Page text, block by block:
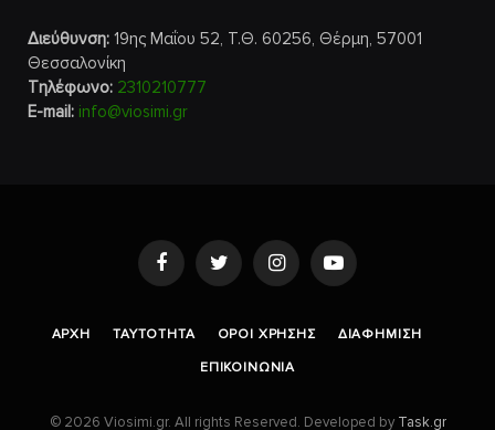
Διεύθυνση: 19ης Μαΐου 52, Τ.Θ. 60256, Θέρμη, 57001
Θεσσαλονίκη
Τηλέφωνο: 2310210777
E-mail: info@viosimi.gr
FacebookTwitter InstagramYouTube
AΡΧΉ ΤΑΥΤΌΤΗΤΑ ΌΡΟΙ ΧΡΉΣΗΣ
ΔΙΑΦΉΜΙΣΗ
ΕΠΙΚΟΙΝΩΝΊΑ
© 2026 Viosimi.gr. All rights Reserved. Developed by Task.gr